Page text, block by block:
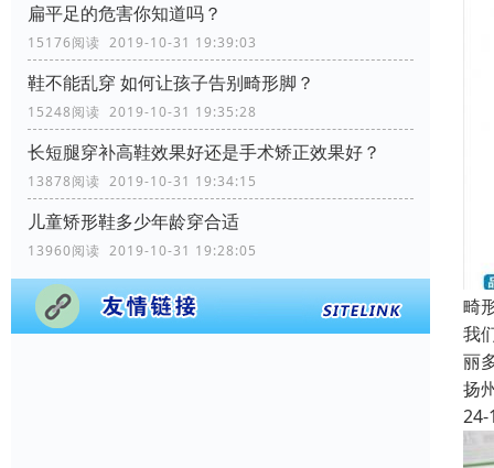
扁平足的危害你知道吗？
15176阅读 2019-10-31 19:39:03
鞋不能乱穿 如何让孩子告别畸形脚？
15248阅读 2019-10-31 19:35:28
长短腿穿补高鞋效果好还是手术矫正效果好？
13878阅读 2019-10-31 19:34:15
儿童矫形鞋多少年龄穿合适
13960阅读 2019-10-31 19:28:05
畸
我
丽
扬
24-